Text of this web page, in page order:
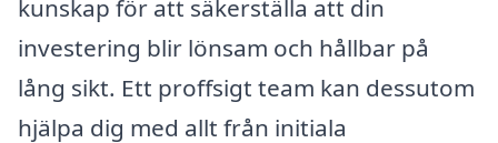
kunskap för att säkerställa att din
investering blir lönsam och hållbar på
lång sikt. Ett proffsigt team kan dessutom
hjälpa dig med allt från initiala